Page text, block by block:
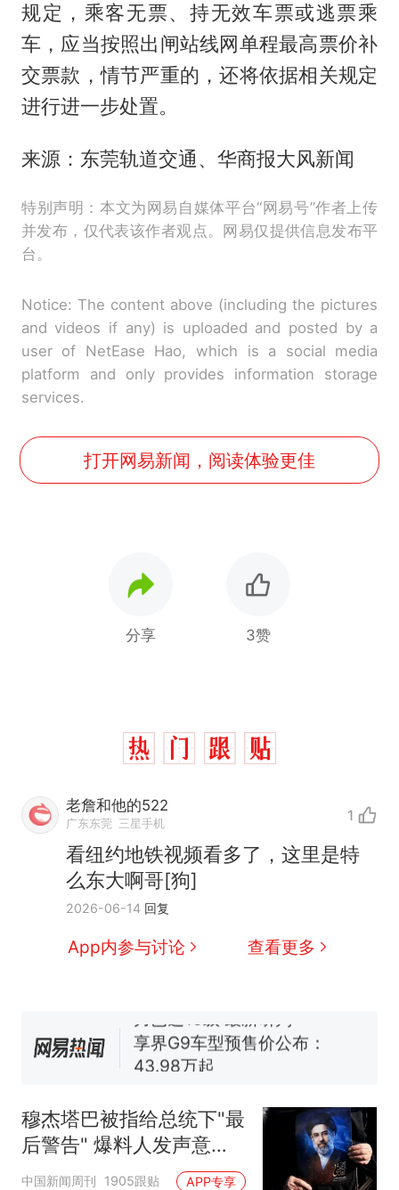
规定，乘客无票、持无效车票或逃票乘
车，应当按照出闸站线网单程最高票价补
交票款，情节严重的，还将依据相关规定
进行进一步处置。
来源：东莞轨道交通、华商报大风新闻
特别声明：本文为网易自媒体平台“网易号”作者上传
并发布，仅代表该作者观点。网易仅提供信息发布平
台。
Notice: The content above (including the pictures
and videos if any) is uploaded and posted by a
user of NetEase Hao, which is a social media
platform and only provides information storage
services.
打开网易新闻，阅读体验更佳
分享 3赞
老詹和他的522
广东东莞 三星手机 1
看纽约地铁视频看多了，这里是特
么东大啊哥[狗]
2026-06-14 回复
App内参与讨论 查看更多
热 那个在床头放菜刀的女孩，
因老师一句“跟我回家”改写了
人生
新 费大厨“全国小炒肉大王”称
号，仅凭视频评出？中国烹饪
协会回应
笔试第一被第二名传话劝弃考
官方通报
佛山一中学招聘物理教师，笔
享界G9车型预售价公布：
43.98万起
因老师一句“跟我回家”改写了
人生
穆杰塔巴被指给总统下"最
后警告" 爆料人发声意味
深长
中国新闻周刊 1905跟贴 APP专享